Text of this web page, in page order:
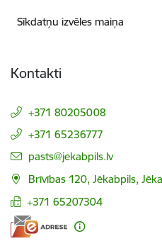
Sīkdatņu izvēles maiņa
Kontakti
+371 80205008
+371 65236777
E-pasts:
pasts@jekabpils.lv
Brīvības 120, Jēkabpils,
+371 65207304